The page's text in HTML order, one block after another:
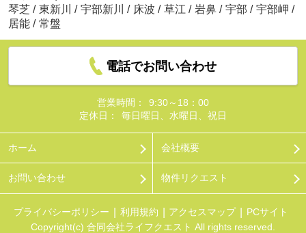
琴芝 / 東新川 / 宇部新川 / 床波 / 草江 / 岩鼻 / 宇部 / 宇部岬 /
居能 / 常盤
電話でお問い合わせ
営業時間：
9:30～18：00
定休日：
毎日曜日、水曜日、祝日
ホーム 会社概要
お問い合わせ 物件リクエスト
プライバシーポリシー 利用規約 アクセスマップ
PCサイト
Copyright(c) 合同会社ライフクエスト All rights reserved.